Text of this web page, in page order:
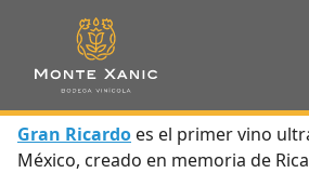
Gran Ricardo es el primer vino
México, creado en memoria de